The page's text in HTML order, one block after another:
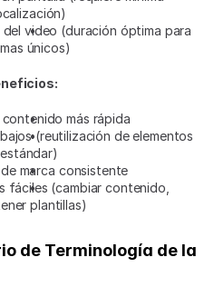
video (duración óptima para
únicos)
más rápida
(reutilización de elementos
estándar)
marca consistente
fáciles (cambiar contenido,
plantillas)
de Terminología de la